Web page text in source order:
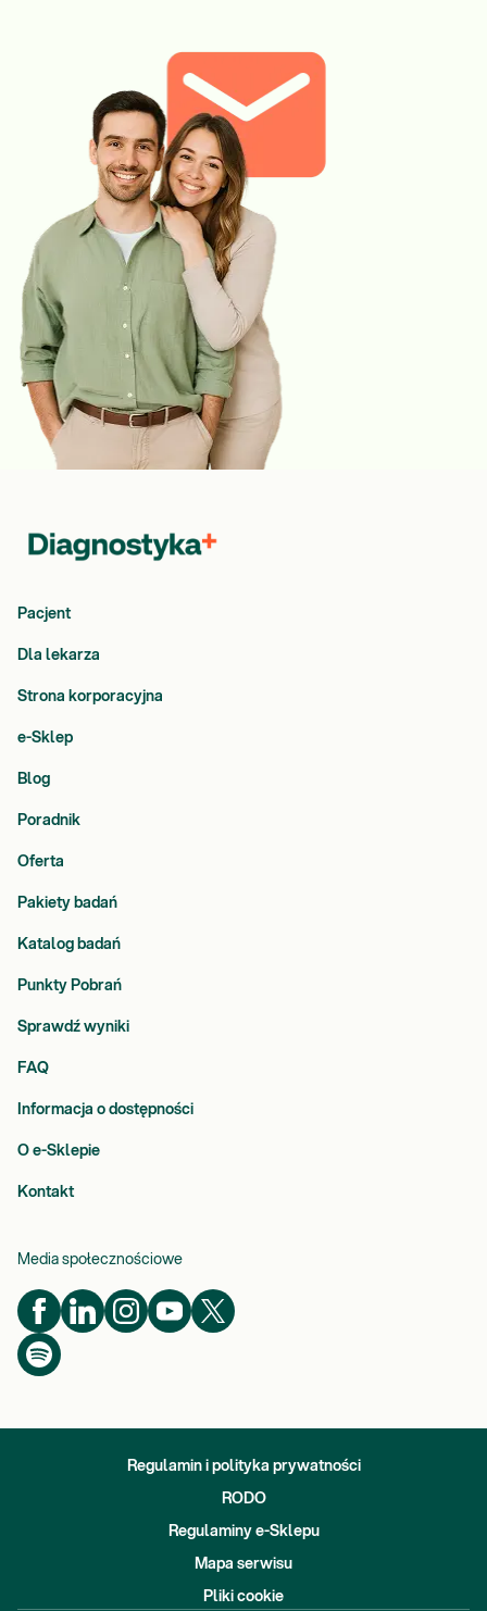
Pacjent
Dla lekarza
Strona korporacyjna
e-Sklep
Blog
Poradnik
Oferta
Pakiety badań
Katalog badań
Punkty Pobrań
Sprawdź wyniki
FAQ
Informacja o dostępności
O e-Sklepie
Kontakt
Media społecznościowe
Regulamin i polityka prywatności
RODO
Regulaminy e-Sklepu
Mapa serwisu
Pliki cookie